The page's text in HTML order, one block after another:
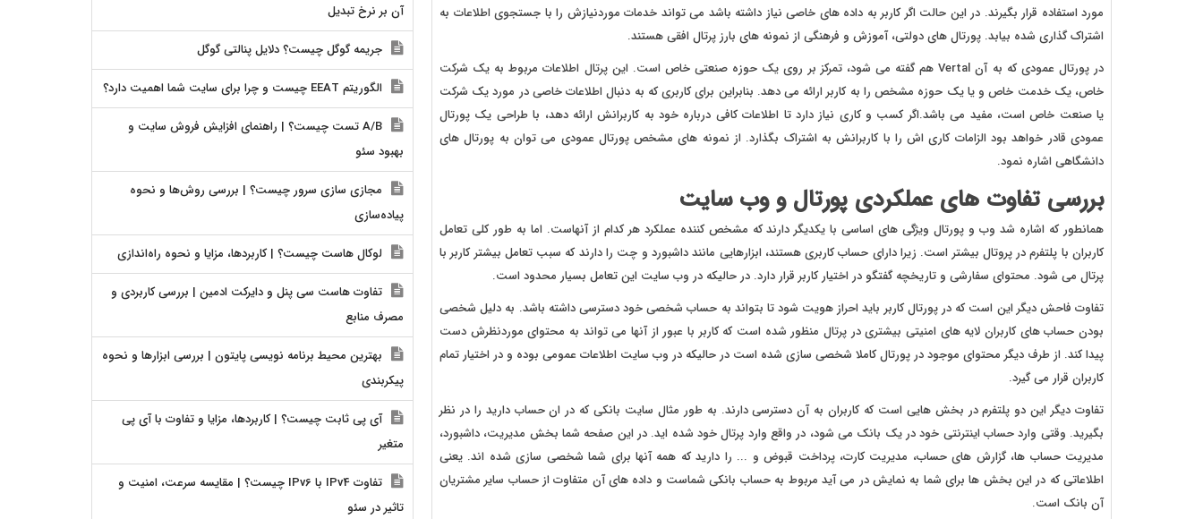
مورد استفاده قرار بگیرند. در این حالت اگر کاربر به داده های خاصی نیاز داشته باشد می تواند خدمات موردنیازش را با جستجوی اطلاعات به
اشتراک گذاری شده بیابد. پورتال های دولتی، آموزش و فرهنگی از نمونه های بارز پرتال افقی هستند.
در پورتال عمودی که به آن Vertal هم گفته می شود، تمرکز بر روی یک حوزه صنعتی خاص است. این پرتال اطلاعات مربوط به یک شرکت
خاص، یک خدمت خاص و یا یک حوزه مشخص را به کاربر ارائه می دهد. بنابراین برای کاربری که به دنبال اطلاعات خاصی در مورد یک شرکت
یا صنعت خاص است، مفید می باشد.اگر کسب و کاری نیاز دارد تا اطلاعات کافی درباره خود به کاربرانش ارائه دهد، با طراحی یک پورتال
عمودی قادر خواهد بود الزامات کاری اش را با کاربرانش به اشتراک بگذارد. از نمونه های مشخص پورتال عمودی می توان به پورتال های
دانشگاهی اشاره نمود.
بررسی تفاوت های عملکردی پورتال و وب سایت
همانطور که اشاره شد وب و پورتال ویژگی های اساسی با یکدیگر دارند که مشخص کننده عملکرد هر کدام از آنهاست. اما به طور کلی تعامل
کاربران با پلتفرم در پروتال بیشتر است. زیرا دارای حساب کاربری هستند، ابزارهایی مانند داشبورد و چت را دارند که سبب تعامل بیشتر کاربر با
پرتال می شود. محتوای سفارشی و تاریخچه گفتگو در اختیار کاربر قرار دارد. در حالیکه در وب سایت این تعامل بسیار محدود است.
تفاوت فاحش دیگر این است که در پورتال کاربر باید احراز هویت شود تا بتواند به حساب شخصی خود دسترسی داشته باشد. به دلیل شخصی
بودن حساب های کاربران لایه های امنیتی بیشتری در پرتال منظور شده است که کاربر با عبور از آنها می تواند به محتوای موردنظرش دست
پیدا کند. از طرف دیگر محتوای موجود در پورتال کاملا شخصی سازی شده است در حالیکه در وب سایت اطلاعات عمومی بوده و در اختیار تمام
کاربران قرار می گیرد.
تفاوت دیگر این دو پلتفرم در بخش هایی است که کاربران به آن دسترسی دارند. به طور مثال سایت بانکی که در ان حساب دارید را در نظر
بگیرید. وقتی وارد حساب اینترنتی خود در یک بانک می شود، در واقع وارد پرتال خود شده اید. در این صفحه شما بخش مدیریت، داشبورد،
مدیریت حساب ها، گزارش های حساب، مدیریت کارت، پرداخت قبوض و ... را دارید که همه آنها برای شما شخصی سازی شده اند. یعنی
اطلاعاتی که در این بخش ها برای شما به نمایش در می آید مربوط به حساب بانکی شماست و داده های آن متفاوت از حساب سایر مشتریان
آن بانک است.
آن بر نرخ تبدیل
جریمه گوگل چیست؟ دلایل پنالتی گوگل
الگوریتم EEAT چیست و چرا برای سایت شما اهمیت دارد؟
A/B تست چیست؟ | راهنمای افزایش فروش سایت و
بهبود سئو
مجازی سازی سرور چیست؟ | بررسی روش‌ها و نحوه
پیاده‌سازی
لوکال هاست چیست؟ | کاربردها، مزایا و نحوه راه‌اندازی
تفاوت هاست سی پنل و دایرکت ادمین | بررسی کاربردی و
مصرف منابع
بهترین محیط برنامه نویسی پایتون | بررسی ابزارها و نحوه
پیکربندی
آی پی ثابت چیست؟ | کاربردها، مزایا و تفاوت با آی پی
متغیر
تفاوت IPv4 با IPv6 چیست؟ | مقایسه سرعت، امنیت و
تاثیر در سئو